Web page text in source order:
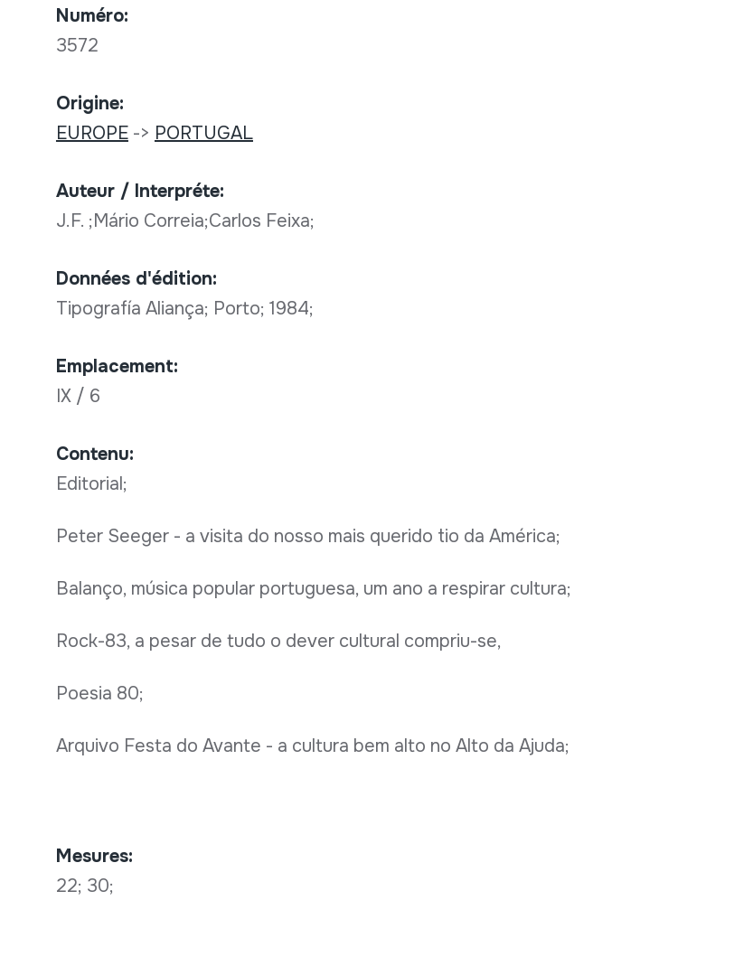
Numéro:
3572
Origine:
EUROPE-> PORTUGAL
Auteur / Interpréte:
J.F. ;Mário Correia;Carlos Feixa;
Données d'édition:
Tipografía Aliança; Porto; 1984;
Emplacement:
IX / 6
Contenu:
Editorial;
Peter Seeger - a visita do nosso mais querido tio da América;
Balanço, música popular portuguesa, um ano a respirar cultura;
Rock-83, a pesar de tudo o dever cultural compriu-se,
Poesia 80;
Arquivo Festa do Avante - a cultura bem alto no Alto da Ajuda;
Mesures:
22; 30;